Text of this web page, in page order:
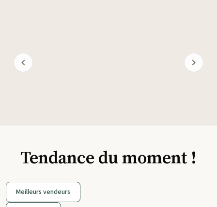
Tendance du moment !
Meilleurs vendeurs